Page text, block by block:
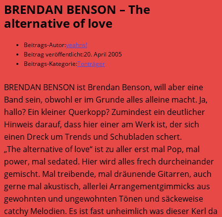
BRENDAN BENSON – The
alternative of love
Beitrags-Autor:yeahns!
Beitrag veröffentlicht:20. April 2005
Beitrags-Kategorie:Tonträger
BRENDAN BENSON ist Brendan Benson, will aber eine
Band sein, obwohl er im Grunde alles alleine macht. Ja,
hallo? Ein kleiner Querkopp? Zumindest ein deutlicher
Hinweis darauf, dass hier einer am Werk ist, der sich
einen Dreck um Trends und Schubladen schert.
„The alternative of love“ ist zu aller erst mal Pop, mal
power, mal sedated. Hier wird alles frech durcheinander
gemischt. Mal treibende, mal dräunende Gitarren, auch
gerne mal akustisch, allerlei Arrangementgimmicks aus
gewohnten und ungewohnten Tönen und säckeweise
catchy Melodien. Es ist fast unheimlich was dieser Kerl da